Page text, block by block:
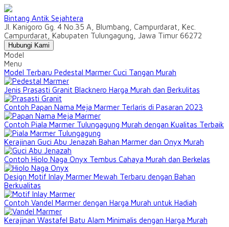
Bintang Antik Sejahtera
Jl. Kanigoro Gg. 4 No.35 A, Blumbang, Campurdarat, Kec.
Campurdarat, Kabupaten Tulungagung, Jawa Timur 66272
Hubungi Kami
Model
Menu
Model Terbaru Pedestal Marmer Cuci Tangan Murah
Jenis Prasasti Granit Blacknero Harga Murah dan Berkulitas
Contoh Papan Nama Meja Marmer Terlaris di Pasaran 2023
Contoh Piala Marmer Tulungagung Murah dengan Kualitas Terbaik
Kerajinan Guci Abu Jenazah Bahan Marmer dan Onyx Murah
Contoh Hiolo Naga Onyx Tembus Cahaya Murah dan Berkelas
Design Motif Inlay Marmer Mewah Terbaru dengan Bahan
Berkualitas
Contoh Vandel Marmer dengan Harga Murah untuk Hadiah
Kerajinan Wastafel Batu Alam Minimalis dengan Harga Murah